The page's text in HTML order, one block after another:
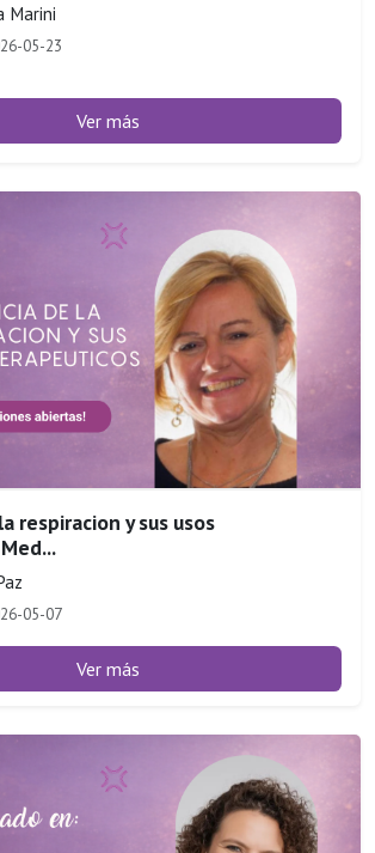
Marini
05-23
Ver más
respiracion y sus usos
05-07
Ver más